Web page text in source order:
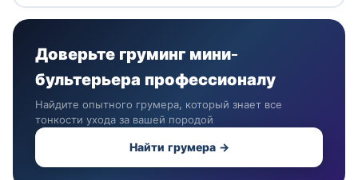
Доверьте груминг мини-
бультерьера профессионалу
Найдите опытного грумера, который знает все
тонкости ухода за вашей породой
Найти грумера →